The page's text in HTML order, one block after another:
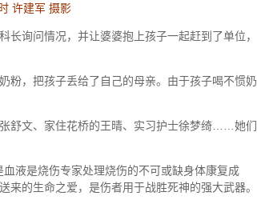
许建军 摄影
询问情况，并让婆婆抱上孩子一起赶到了单位，
，把孩子丢给了自己的母亲。由于孩子喝不惯奶
舒文、家住花桥的王晴、实习护士徐梦绮……她们
液是烧伤专家处理烧伤的不可或缺身体康复成
的生命之爱，是伤者用于战胜死神的强大武器。